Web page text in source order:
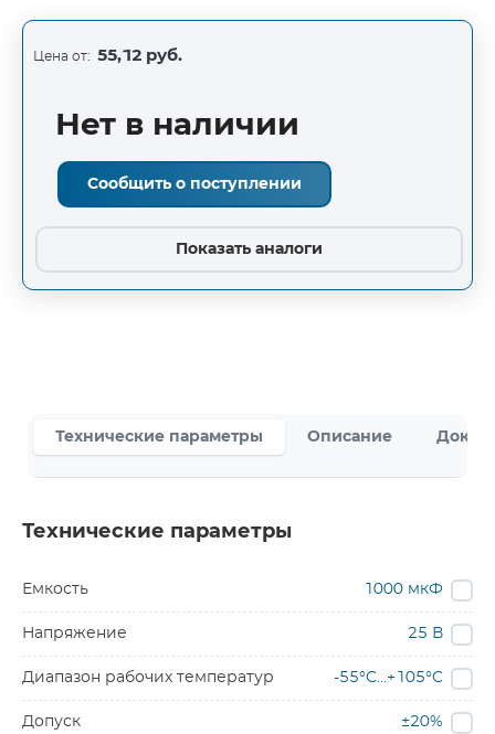
Цена от: 55,12 руб.
Нет в наличии
Сообщить о поступлении
Показать аналоги
Технические параметры Описание
Технические параметры
Емкость 1000 мкФ
Напряжение 25 В
Диапазон рабочих температур -55°C...+105°C
Допуск ±20%